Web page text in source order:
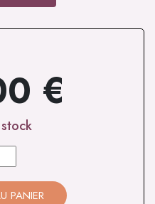
€
PANIER